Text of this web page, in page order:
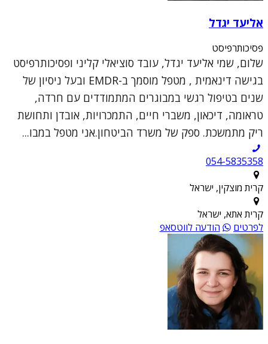
אליעד יגדל
פסיכותרפיסט
שלום, שמי אליעד יגדל, עובד סוציאלי קליני ופסיכותרפיסט
בגישה דינאמית , מטפל מוסמך ב-EMDR ובעל ניסיון של
שנים בטיפול רגשי במבוגרים המתמודדים עם חרדה,
טראומה, דיכאון, משברי חיים, התמכרויות, אובדן ותחושת
ריק מתמשכת. ספק של משרד הביטחון.אני מטפל במבו...
054-5835358
קרית מוצקין, ישראל
קרית אתא, ישראל
לפרטים
הודעה לווטסאפ